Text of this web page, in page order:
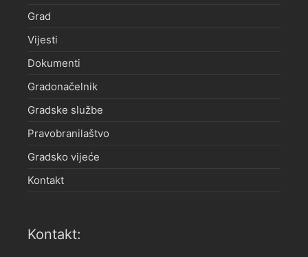
Grad
Vijesti
Dokumenti
Gradonačelnik
Gradske službe
Pravobranilaštvo
Gradsko vijeće
Kontakt
Kontakt: